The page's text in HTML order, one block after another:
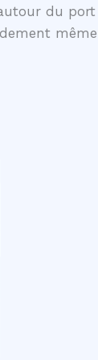
du port